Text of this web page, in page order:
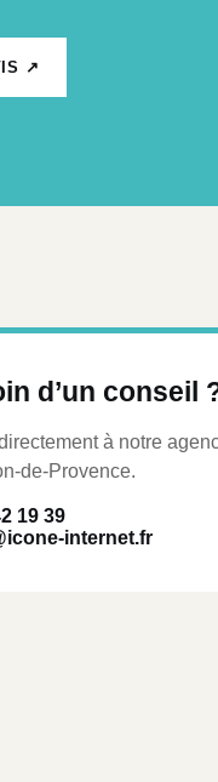
↗
d’un conseil
à notre
de-Provence.
19 39
internet.fr